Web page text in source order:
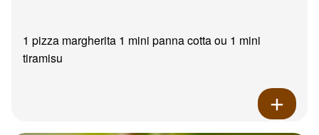
1 pizza margherita 1 mini panna cotta ou 1 mini
tiramisu